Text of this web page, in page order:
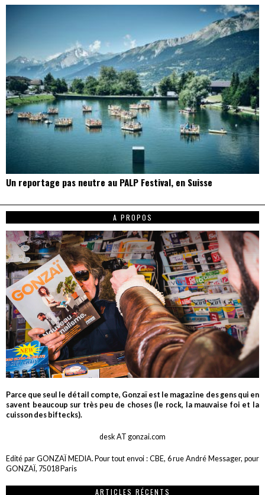
Un reportage pas neutre au PALP Festival, en Suisse
A PROPOS
Parce que seul le détail compte, Gonzaï est le magazine des gens qui en
savent beaucoup sur très peu de choses (le rock, la mauvaise foi et la
cuisson des biftecks).
desk AT gonzai.com
Edité par GONZAÏ MEDIA. Pour tout envoi : CBE, 6 rue André Messager, pour
GONZAÏ, 75018 Paris
ARTICLES RÉCENTS